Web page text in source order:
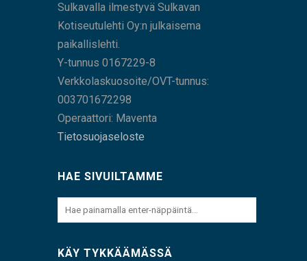
Sulkavalla ilmestyvä Sulkavan
Kotiseutulehti Oy:n julkaisema
paikallislehti.
Y-tunnus 0167229-8
Verkkolaskuosoite/OVT-tunnus:
003701672298
Operaattori: Maventa
Tietosuojaseloste
HAE SIVUILTAMME
KÄY TYKKÄÄMÄSSÄ